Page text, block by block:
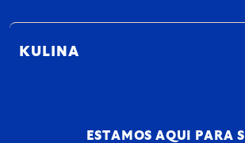
KULINA
ESTAMOS AQUI PARA SI